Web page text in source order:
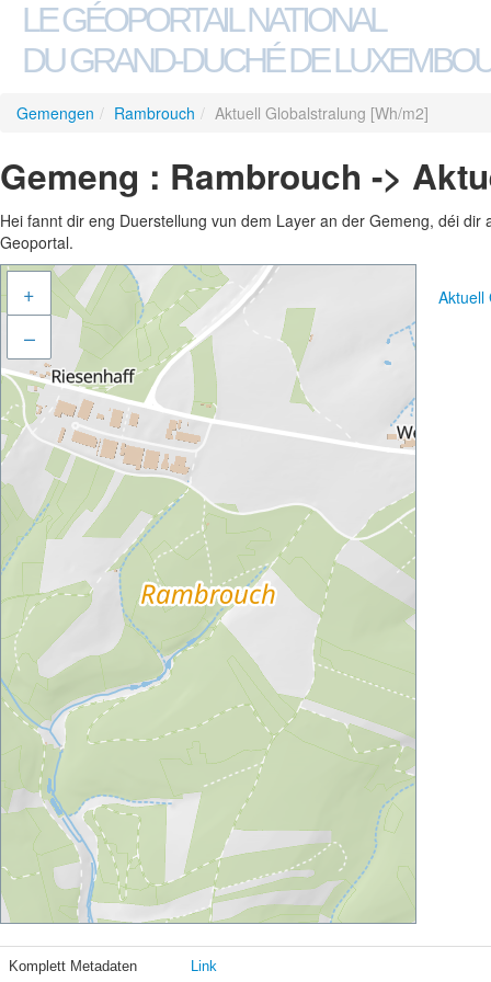
LE GÉOPORTAIL NATIONAL
DU GRAND-DUCHÉ DE
Gemengen / Rambrouch / Aktuell Globalstralung [Wh/m2]
Gemeng : Rambrouch ->
Hei fannt dir eng Duerstellung vun dem Layer an der Gemeng, déi
Geoportal.
+
–
Aktuell
Komplett Metadaten Link